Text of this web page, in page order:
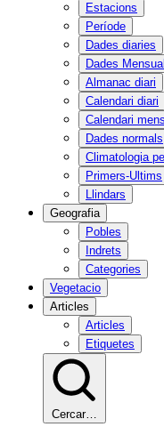
Estacions
Període
Dades diaries
Dades
Almanac diari
Calendari diari
Calendari
Dades normals
Climatologia
Primers-Ultims
Llindars
Geografia
Pobles
Indrets
Categories
Vegetacio
Articles
Articles
Etiquetes
Cercar…